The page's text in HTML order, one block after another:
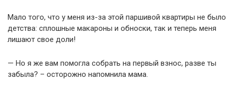
Мало того, что у меня из-за этой паршивой квартиры не было
детства: сплошные макароны и обноски, так и теперь меня
лишают свое доли!
— Но я же вам помогла собрать на первый взнос, разве ты
забыла? – осторожно напомнила мама.